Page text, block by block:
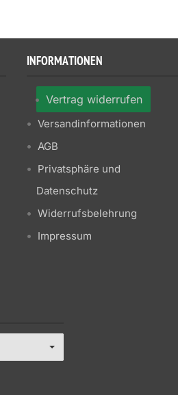
INFORMATIONEN
Vertrag widerrufen
Versandinformationen
AGB
Privatsphäre und
Datenschutz
Widerrufsbelehrung
Impressum